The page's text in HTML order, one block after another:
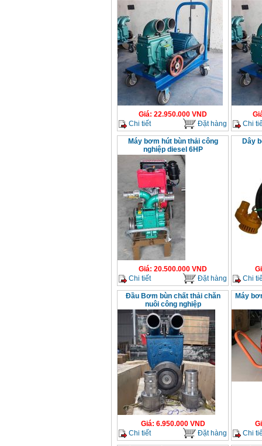
Giá: 22.950.000 VND
Chi tiết
Đặt hàng
Chi
Máy bơm hút bùn thải công
nghiệp diesel 6HP
Giá: 20.500.000 VND
Chi tiết
Đặt hàng
Dây
Chi
Đầu Bơm bùn chất thải chăn
nuôi công nghiệp
Giá: 6.950.000VND
Chi tiết
Đặt hàng
Máy
Chi